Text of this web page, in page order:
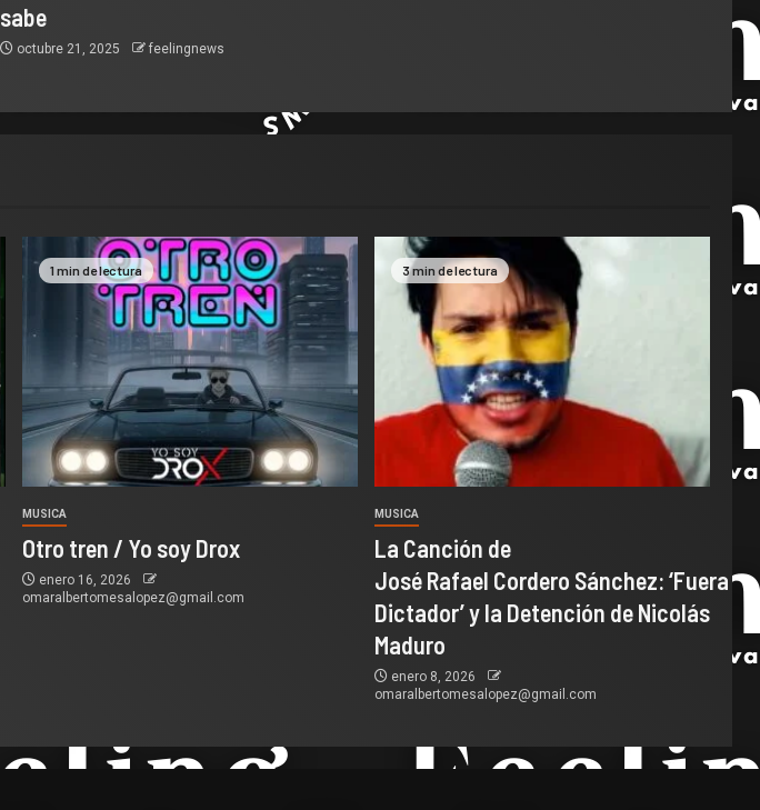
sabe
octubre 21, 2025 feelingnews
1 min de lectura
MUSICA
Otro tren / Yo soy Drox
enero 16, 2026
omaralbertomesalopez@gmail.com
3 min de lectura
MUSICA
La Canción de
José Rafael Cordero Sánchez: ‘Fuera
Dictador’ y la Detención de Nicolás
Maduro
enero 8, 2026
omaralbertomesalopez@gmail.com